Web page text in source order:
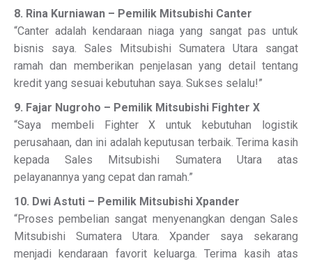
8. Rina Kurniawan – Pemilik Mitsubishi Canter
“Canter adalah kendaraan niaga yang sangat pas untuk
bisnis saya. Sales Mitsubishi Sumatera Utara sangat
ramah dan memberikan penjelasan yang detail tentang
kredit yang sesuai kebutuhan saya. Sukses selalu!”
9. Fajar Nugroho – Pemilik Mitsubishi Fighter X
“Saya membeli Fighter X untuk kebutuhan logistik
perusahaan, dan ini adalah keputusan terbaik. Terima kasih
kepada Sales Mitsubishi Sumatera Utara atas
pelayanannya yang cepat dan ramah.”
10. Dwi Astuti – Pemilik Mitsubishi Xpander
“Proses pembelian sangat menyenangkan dengan Sales
Mitsubishi Sumatera Utara. Xpander saya sekarang
menjadi kendaraan favorit keluarga. Terima kasih atas